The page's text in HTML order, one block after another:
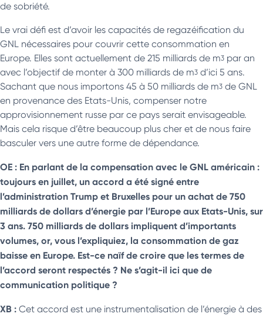
de sobriété.
Le vrai défi est d’avoir les capacités de regazéification du
GNL nécessaires pour couvrir cette consommation en
Europe. Elles sont actuellement de 215 milliards de mᶾ par an
avec l’objectif de monter à 300 milliards de mᶾ d’ici 5 ans.
Sachant que nous importons 45 à 50 milliards de mᶾ de GNL
en provenance des Etats-Unis, compenser notre
approvisionnement russe par ce pays serait envisageable.
Mais cela risque d’être beaucoup plus cher et de nous faire
basculer vers une autre forme de dépendance.
OE : En parlant de la compensation avec le GNL américain :
toujours en juillet, un accord a été signé entre
l’administration Trump et Bruxelles pour un achat de 750
milliards de dollars d’énergie par l’Europe aux Etats-Unis, sur
3 ans. 750 milliards de dollars impliquent d’importants
volumes, or, vous l’expliquiez, la consommation de gaz
baisse en Europe. Est-ce naïf de croire que les termes de
l’accord seront respectés ? Ne s’agit-il ici que de
communication politique ?
XB : Cet accord est une instrumentalisation de l’énergie à des